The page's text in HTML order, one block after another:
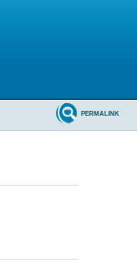
PERMALINK